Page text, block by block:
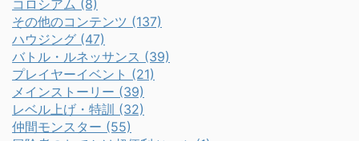
コロシアム (8)
その他のコンテンツ (137)
ハウジング (47)
バトル・ルネッサンス (39)
プレイヤーイベント (21)
メインストーリー (39)
レベル上げ・特訓 (32)
仲間モンスター (55)